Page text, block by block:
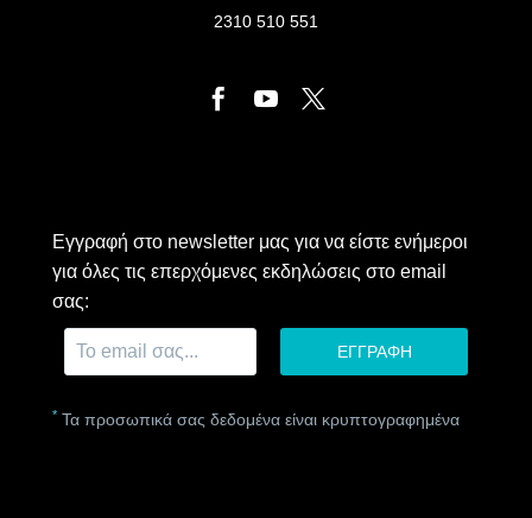
2310 510 551
Εγγραφή στο newsletter μας για να είστε ενήμεροι
για όλες τις επερχόμενες εκδηλώσεις στο email
σας:
* Τα προσωπικά σας δεδομένα είναι κρυπτογραφημένα